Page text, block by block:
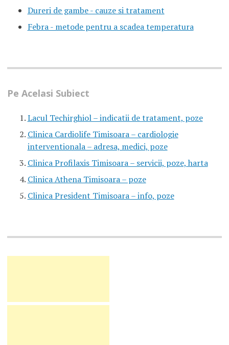
Dureri de gambe - cauze si tratament
Febra - metode pentru a scadea temperatura
Pe Acelasi Subiect
Lacul Techirghiol – indicatii de tratament, poze
Clinica Cardiolife Timisoara – cardiologie
interventionala – adresa, medici, poze
Clinica Profilaxis Timisoara – servicii, poze, harta
Clinica Athena Timisoara – poze
Clinica President Timisoara – info, poze